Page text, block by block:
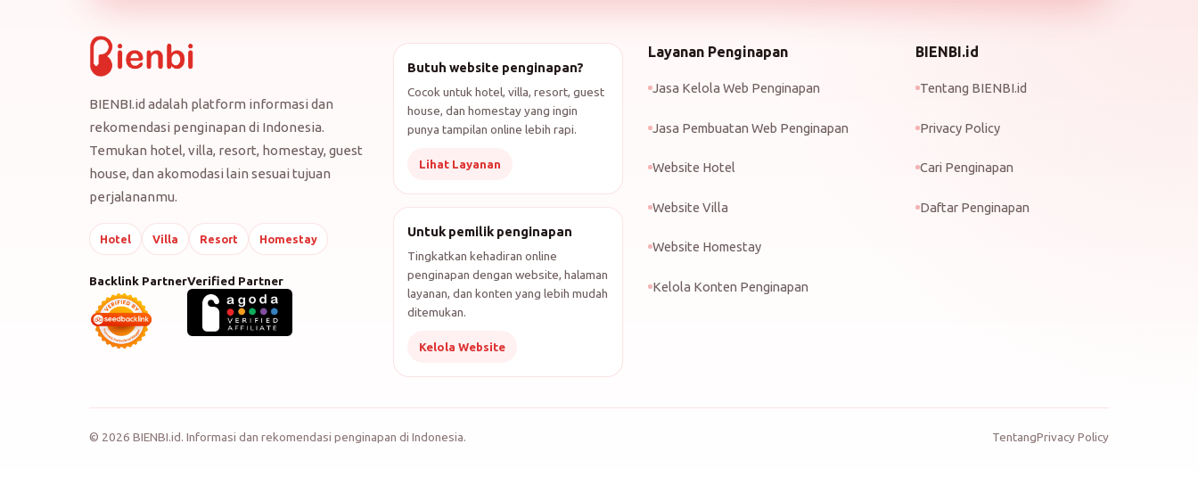
BIENBI.id adalah platform informasi dan
rekomendasi penginapan di Indonesia.
Temukan hotel, villa, resort, homestay, guest
house, dan akomodasi lain sesuai tujuan
perjalananmu.
Hotel Villa Resort Homestay
Backlink PartnerVerified Partner
Butuh website penginapan?
Cocok untuk hotel, villa, resort, guest
house, dan homestay yang ingin
punya tampilan online lebih rapi.
Lihat Layanan
Untuk pemilik penginapan
Tingkatkan kehadiran online
penginapan dengan website, halaman
layanan, dan konten yang lebih mudah
ditemukan.
Kelola Website
Layanan Penginapan
Jasa Kelola Web Penginapan
Jasa Pembuatan Web Penginapan
Website Hotel
Website Villa
Website Homestay
Kelola Konten Penginapan
BIENBI.id
Tentang BIENBI.id
Privacy Policy
Cari Penginapan
Daftar Penginapan
© 2026 BIENBI.id. Informasi dan rekomendasi penginapan di Indonesia. TentangPrivacy Policy